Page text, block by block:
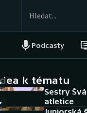
Podcasty
NEPŘEHLÉDNĚTE
Historické návraty
k tématu
Sestry
atletice